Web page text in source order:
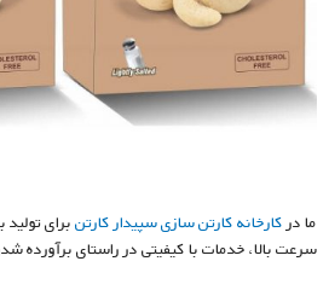
ما در کارخانه کارتن سازی سپیدار کارتن برای
سرعت بالا، خدمات با کیفیتی در راستای برآورده